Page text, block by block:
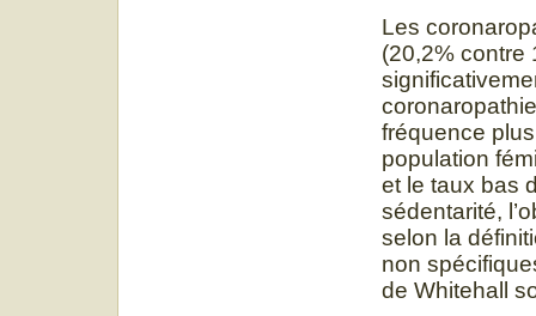
Les
(20,2% contre
fréquence
population
et le taux bas
sédentarité,
selon la
non
de Whitehall